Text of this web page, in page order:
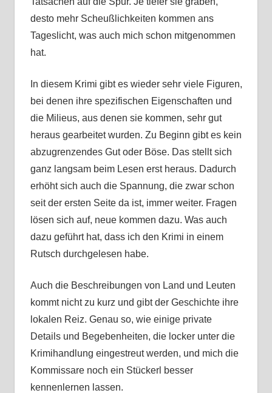
desto mehr Scheußlichkeiten kommen ans
Tageslicht, was auch mich schon mitgenommen
hat.
In diesem Krimi gibt es wieder sehr viele Figuren,
bei denen ihre spezifischen Eigenschaften und
die Milieus, aus denen sie kommen, sehr gut
heraus gearbeitet wurden. Zu Beginn gibt es kein
abzugrenzendes Gut oder Böse. Das stellt sich
ganz langsam beim Lesen erst heraus. Dadurch
erhöht sich auch die Spannung, die zwar schon
seit der ersten Seite da ist, immer weiter. Fragen
lösen sich auf, neue kommen dazu. Was auch
dazu geführt hat, dass ich den Krimi in einem
Rutsch durchgelesen habe.
Auch die Beschreibungen von Land und Leuten
kommt nicht zu kurz und gibt der Geschichte ihre
lokalen Reiz. Genau so, wie einige private
Details und Begebenheiten, die locker unter die
Krimihandlung eingestreut werden, und mich die
Kommissare noch ein Stückerl besser
kennenlernen lassen.